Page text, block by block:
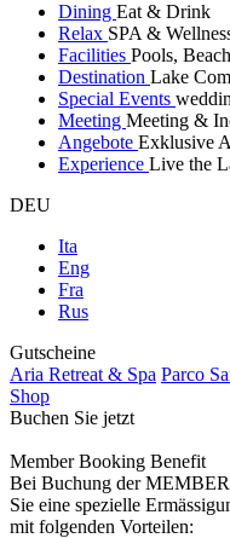
Dining Eat & Drink
Relax SPA &
Facilities Pools,
Destination Lake
Special Events
Meeting Meeting &
Angebote Exklusive
Experience Live the
DEU
Ita
Eng
Fra
Rus
Gutscheine
Aria Retreat & Spa Parco
Shop
Buchen Sie jetzt
Member Booking Benefit
Bei Buchung der MEMBER
Sie eine spezielle
mit folgenden Vorteilen: